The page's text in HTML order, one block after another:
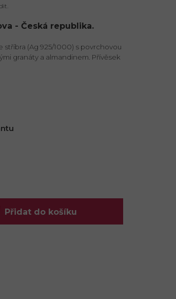
Přidat do košíku
- Česká republika.
(Ag 925/1000) s povrchovou
granáty a almandinem. Přívěsek